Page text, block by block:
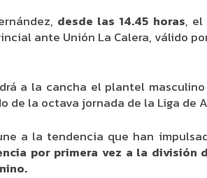
desde las 14.45 horas, el
ante Unión La Calera, válido
a la cancha el plantel
de la octava jornada de la Liga de
a la tendencia que han
por primera vez a la